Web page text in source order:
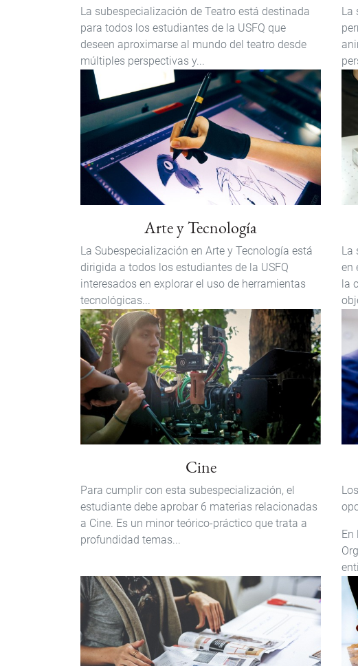
La subespecialización de Teatro está destinada
para todos los estudiantes de la USFQ que
deseen aproximarse al mundo del teatro desde
múltiples perspectivas y...
La
Arte y Tecnología
La Subespecialización en Arte y Tecnología está
dirigida a todos los estudiantes de la USFQ
interesados en explorar el uso de herramientas
tecnológicas...
La
en
la
Cine
Para cumplir con esta subespecialización, el
estudiante debe aprobar 6 materias relacionadas
a Cine. Es un minor teórico-práctico que trata a
profundidad temas...